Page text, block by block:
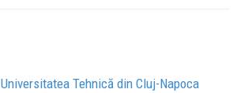
Universitatea Tehnică din Cluj-Napoca